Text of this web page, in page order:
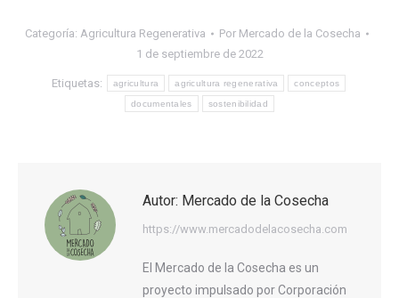
Categoría: Agricultura Regenerativa Por Mercado de la Cosecha
1 de septiembre de 2022
Etiquetas: agricultura agricultura regenerativa conceptos
documentales sostenibilidad
Autor: Mercado de la Cosecha
https://www.mercadodelacosecha.com
El Mercado de la Cosecha es un
proyecto impulsado por Corporación